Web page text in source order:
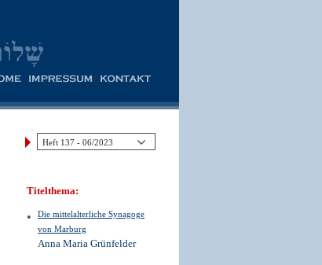
Titelthema:
Die mittelalterliche Synagoge
von Marburg
Anna Maria Grünfelder